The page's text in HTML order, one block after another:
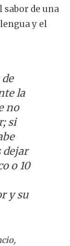
de una
y el
la
no
si
dejar
o 10
y su